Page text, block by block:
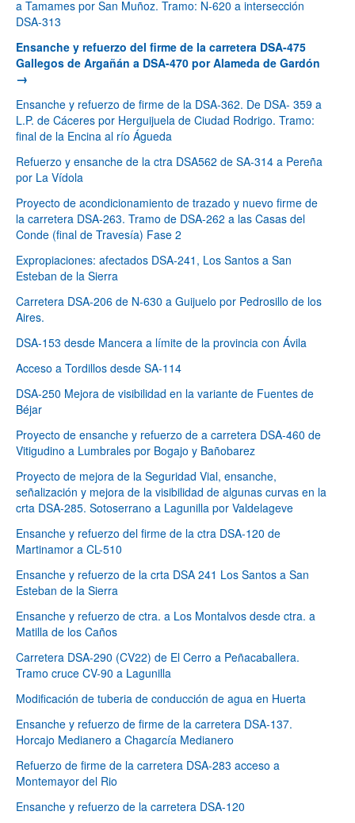
a Tamames por San Muñoz. Tramo: N-620 a intersección
DSA-313
Ensanche y refuerzo del firme de la carretera DSA-475
Gallegos de Argañán a DSA-470 por Alameda de Gardón
Ensanche y refuerzo de firme de la DSA-362. De DSA- 359 a
L.P. de Cáceres por Herguijuela de Ciudad Rodrigo. Tramo:
final de la Encina al río Águeda
Refuerzo y ensanche de la ctra DSA562 de SA-314 a Pereña
por La Vídola
Proyecto de acondicionamiento de trazado y nuevo firme de
la carretera DSA-263. Tramo de DSA-262 a las Casas del
Conde (final de Travesía) Fase 2
Expropiaciones: afectados DSA-241, Los Santos a San
Esteban de la Sierra
Carretera DSA-206 de N-630 a Guijuelo por Pedrosillo de los
Aires.
DSA-153 desde Mancera a límite de la provincia con Ávila
Acceso a Tordillos desde SA-114
DSA-250 Mejora de visibilidad en la variante de Fuentes de
Béjar
Proyecto de ensanche y refuerzo de a carretera DSA-460 de
Vitigudino a Lumbrales por Bogajo y Bañobarez
Proyecto de mejora de la Seguridad Vial, ensanche,
señalización y mejora de la visibilidad de algunas curvas en la
crta DSA-285. Sotoserrano a Lagunilla por Valdelageve
Ensanche y refuerzo del firme de la ctra DSA-120 de
Martinamor a CL-510
Ensanche y refuerzo de la crta DSA 241 Los Santos a San
Esteban de la Sierra
Ensanche y refuerzo de ctra. a Los Montalvos desde ctra. a
Matilla de los Caños
Carretera DSA-290 (CV22) de El Cerro a Peñacaballera.
Tramo cruce CV-90 a Lagunilla
Modificación de tuberia de conducción de agua en Huerta
Ensanche y refuerzo de firme de la carretera DSA-137.
Horcajo Medianero a Chagarcía Medianero
Refuerzo de firme de la carretera DSA-283 acceso a
Montemayor del Rio
Ensanche y refuerzo de la carretera DSA-120